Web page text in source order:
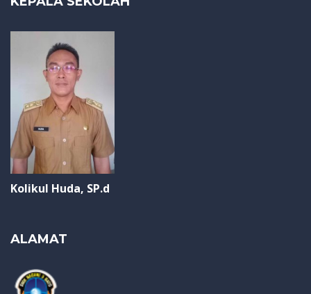
Kolikul Huda, SP.d
ALAMAT